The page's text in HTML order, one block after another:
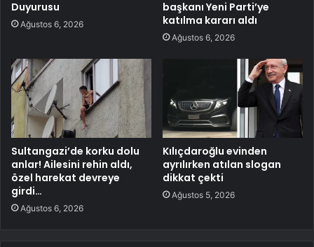
Duyurusu
Ağustos 6, 2026
başkanı Yeni Parti’ye
katılma kararı aldı
Ağustos 6, 2026
Sultangazi’de korku dolu
anlar! Ailesini rehin aldı,
özel harekat devreye
girdi…
Ağustos 6, 2026
Kılıçdaroğlu evinden
ayrılırken atılan slogan
dikkat çekti
Ağustos 5, 2026